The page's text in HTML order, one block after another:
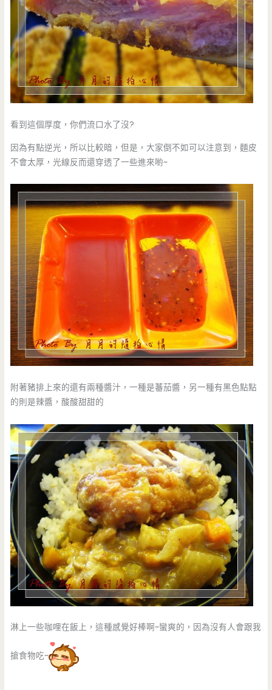
看到這個厚度，你們流口水了沒?
因為有點逆光，所以比較暗，但是，大家倒不如可以注意到，麵皮
不會太厚，光線反而還穿透了一些進來喲~
附著豬排上來的還有兩種醬汁，一種是蕃茄醬，另一種有黑色點點
的則是辣醬，酸酸甜甜的
淋上一些咖哩在飯上，這種感覺好棒啊~蠻爽的，因為沒有人會跟我
搶食物吃~